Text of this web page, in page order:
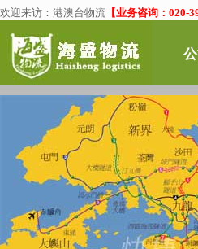
欢迎来访： 港澳台物流 【业务咨询：020-